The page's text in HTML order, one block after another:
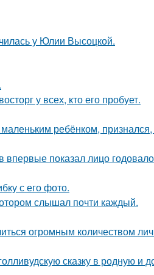
у Юлии Высоцкой.
у всех, кто его пробует.
ребёнком, признался,
показал лицо
с его фото.
слышал почти каждый.
огромным количеством
сказку в родную и